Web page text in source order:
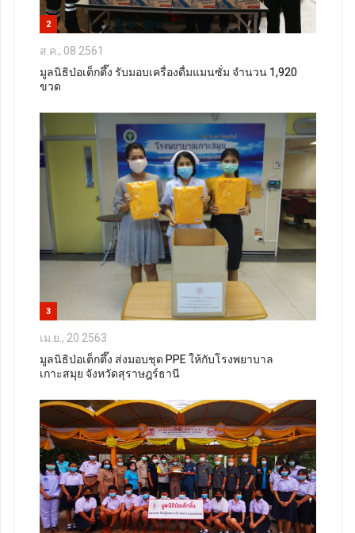
2
ส.ค., 08 2561
มูลนิธิป่อเต็กตึ๊ง รับมอบเครื่องดื่มแมนซั่ม จำนวน 1,920
ขวด
3
เม.ย., 20 2563
มูลนิธิป่อเต็กตึ๊ง ส่งมอบชุด PPE ให้กับโรงพยาบาล
เกาะสมุย จังหวัดสุราษฎร์ธานี